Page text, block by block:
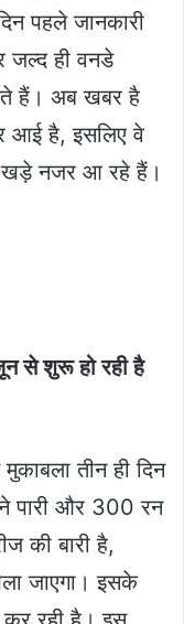
पहले जानकारी
जल्द ही वनडे
हैं। अब खबर है
आई है, इसलिए वे
खड़े नजर आ रहे हैं।
से शुरू हो रही है
तीन ही दिन
पारी और 300 रन
की बारी है,
जाएगा। इसके